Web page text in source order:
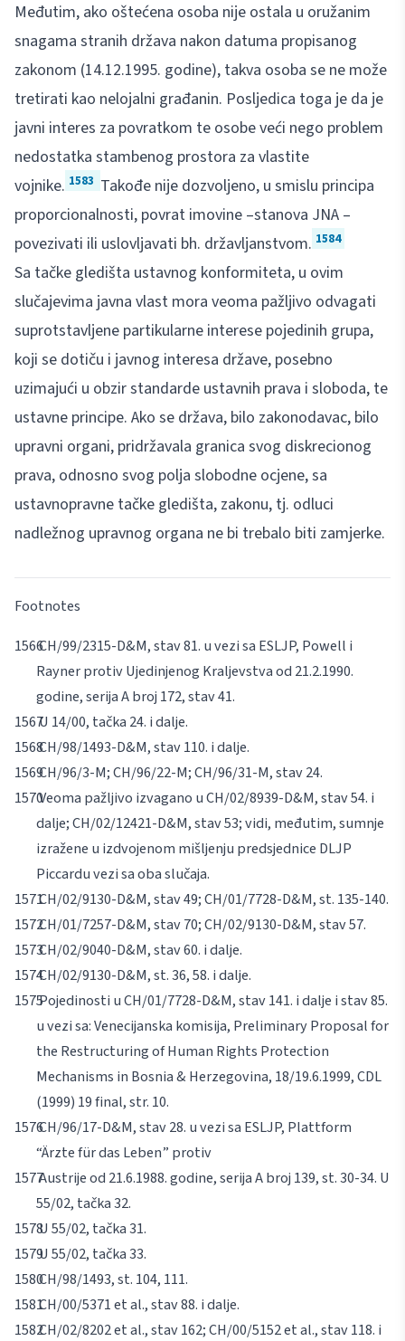
Međutim, ako oštećena osoba nije ostala u oružanim
snagama stranih država nakon datuma propisanog
zakonom (14.12.1995. godine), takva osoba se ne može
tretirati kao nelojalni građanin. Posljedica toga je da je
javni interes za povratkom te osobe veći nego problem
nedostatka stambenog prostora za vlastite
vojnike. 1583 Takođe nije dozvoljeno, u smislu principa
proporcionalnosti, povrat imovine –stanova JNA –
povezivati ili uslovljavati bh. državljanstvom. 1584
Sa tačke gledišta ustavnog konformiteta, u ovim
slučajevima javna vlast mora veoma pažljivo odvagati
suprotstavljene partikularne interese pojedinih grupa,
koji se dotiču i javnog interesa države, posebno
uzimajući u obzir standarde ustavnih prava i sloboda, te
ustavne principe. Ako se država, bilo zakonodavac, bilo
upravni organi, pridržavala granica svog diskrecionog
prava, odnosno svog polja slobodne ocjene, sa
ustavnopravne tačke gledišta, zakonu, tj. odluci
nadležnog upravnog organa ne bi trebalo biti zamjerke.
Footnotes
CH/99/2315-D&M, stav 81. u vezi sa ESLJP, Powell i
Rayner protiv Ujedinjenog Kraljevstva od 21.2.1990.
godine, serija A broj 172, stav 41.
U 14/00, tačka 24. i dalje.
CH/98/1493-D&M, stav 110. i dalje.
CH/96/3-M; CH/96/22-M; CH/96/31-M, stav 24.
Veoma pažljivo izvagano u CH/02/8939-D&M, stav 54. i
dalje; CH/02/12421-D&M, stav 53; vidi, međutim, sumnje
izražene u izdvojenom mišljenju predsjednice DLJP
Piccardu vezi sa oba slučaja.
CH/02/9130-D&M, stav 49; CH/01/7728-D&M, st. 135-140.
CH/01/7257-D&M, stav 70; CH/02/9130-D&M, stav 57.
CH/02/9040-D&M, stav 60. i dalje.
CH/02/9130-D&M, st. 36, 58. i dalje.
Pojedinosti u CH/01/7728-D&M, stav 141. i dalje i stav 85.
u vezi sa: Venecijanska komisija, Preliminary Proposal for
the Restructuring of Human Rights Protection
Mechanisms in Bosnia & Herzegovina, 18/19.6.1999, CDL
(1999) 19 final, str. 10.
CH/96/17-D&M, stav 28. u vezi sa ESLJP, Plattform
“Ärzte für das Leben” protiv
Austrije od 21.6.1988. godine, serija A broj 139, st. 30-34. U
55/02, tačka 32.
U 55/02, tačka 31.
U 55/02, tačka 33.
CH/98/1493, st. 104, 111.
CH/00/5371et al., stav 88. i dalje.
CH/02/8202et al., stav 162; CH/00/5152et al., stav 118. i